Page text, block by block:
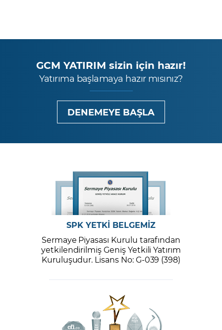
GCM YATIRIM sizin için hazır!
Yatırıma başlamaya hazır mısınız?
DENEMEYE BAŞLA
SPK YETKİ BELGEMİZ
Sermaye Piyasası Kurulu tarafından
yetkilendirilmiş Geniş Yetkili Yatırım
Kuruluşudur. Lisans No: G-039 (398)